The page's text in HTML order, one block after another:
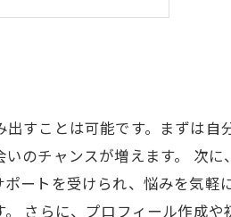
せな未来を描こう
すことは可能です。まずは自
のチャンスが増えます。 次
ートを受けられ、悩みを気軽
さらに、プロフィール作成や